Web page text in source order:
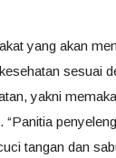
yang akan
sesuai
yakni
“Panitia
tangan dan